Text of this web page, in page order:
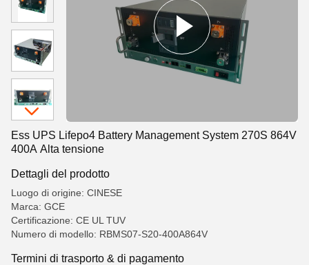
Ess UPS Lifepo4 Battery Management System 270S 864V
400A Alta tensione
Dettagli del prodotto
Luogo di origine: CINESE
Marca: GCE
Certificazione: CE UL TUV
Numero di modello: RBMS07-S20-400A864V
Termini di trasporto & di pagamento